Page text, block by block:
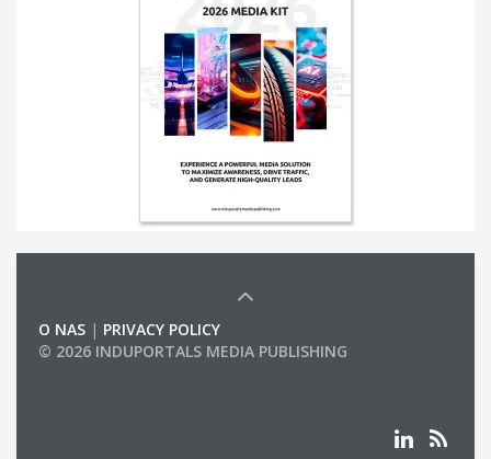
O NAS | PRIVACY POLICY
© 2026 INDUPORTALS MEDIA PUBLISHING